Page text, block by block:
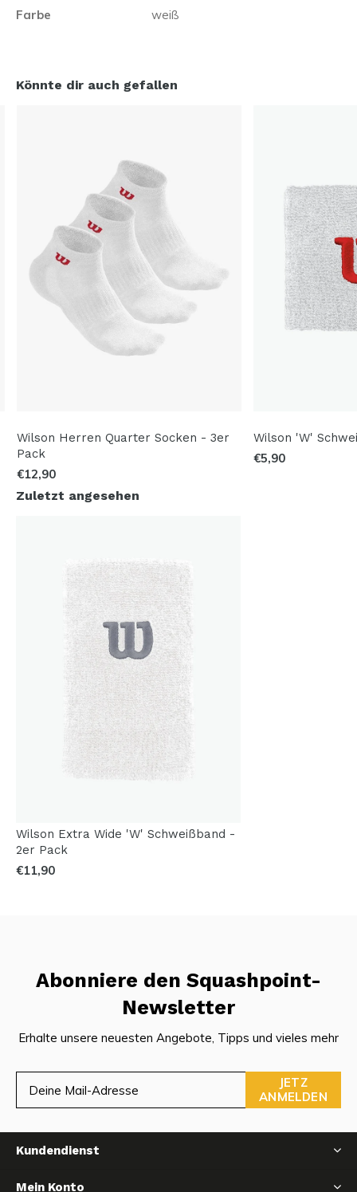
Farbe
weiß
Könnte dir auch gefallen
Wilson Herren Quarter Socken - 3er
Pack
€12,90
Wilson 'W'
€5,90
Zuletzt angesehen
Wilson Extra Wide 'W' Schweißband -
2er Pack
€11,90
Abonniere den Squashpoint-
Newsletter
Erhalte unsere neuesten Angebote, Tipps und vieles mehr
JETZ
ANMELDEN
Kundendienst
Mein Konto